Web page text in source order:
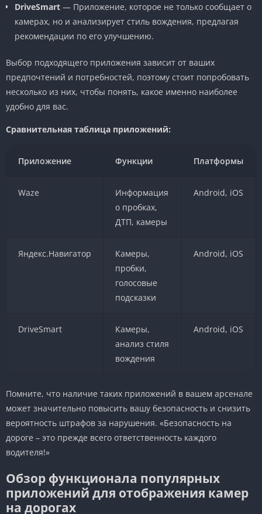
DriveSmart — Приложение, которое не только сообщает о
камерах, но и анализирует стиль вождения, предлагая
рекомендации по его улучшению.
Выбор подходящего приложения зависит от ваших
предпочтений и потребностей, поэтому стоит попробовать
несколько из них, чтобы понять, какое именно наиболее
удобно для вас.
Сравнительная таблица приложений:
Приложение Функции Платформы
Waze
Информация
о пробках,
ДТП, камеры
Android, iOS
Яндекс.Навигатор
Камеры,
пробки,
голосовые
подсказки
Android, iOS
DriveSmart
Камеры,
анализ стиля
вождения
Android, iOS
Помните, что наличие таких приложений в вашем арсенале
может значительно повысить вашу безопасность и снизить
вероятность штрафов за нарушения. «Безопасность на
дороге – это прежде всего ответственность каждого
водителя!»
Обзор функционала популярных
приложений для отображения камер
на дорогах